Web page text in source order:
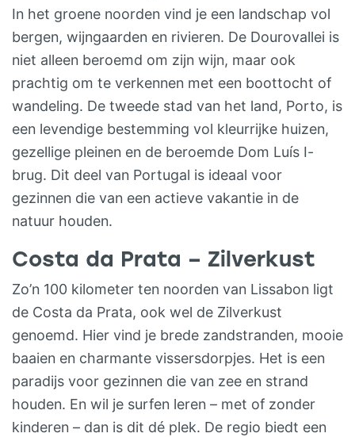
verwarmde zwembad met prachtige
groene ligweides rondom en heerlijke
loungebedden met dikke kussens. Verder
is er: een tafeltennistafel, speeltuintje,
badmintonveld en jeu-de-boules baan.
SPECIAAL VOOR DE KINDEREN Voor de
kinderen worden heel veel leuke dingen
georganiseerd: – 1x per week scientic
avond: Een speciaal animatie programma
met leuke en leerzame
alleen leuk maar ook nog eens heel
leerzaam. – 1x per week mogen de kids
zelf pizza bakken – Geo caching (te vinden
naast Casa Fontelheira) – Tafeltennis-,
badminton- en jeu-de-boules toernooitjes
en diverse waterspelen waarbij leuke
prijsjes te winnen zijn Er zijn ook heel veel
gezelschapsspellen aanwezig. Alles is
In het groene noorden vind je een landschap vol
bergen, wijngaarden en rivieren. De Dourovallei is
niet alleen beroemd om zijn wijn, maar ook
prachtig om te verkennen met een boottocht of
wandeling. De tweede stad van het land, Porto, is
een levendige bestemming vol kleurrijke huizen,
gezellige pleinen en de beroemde Dom Luís I-
brug. Dit deel van Portugal is ideaal voor
gezinnen die van een actieve vakantie in de
natuur houden.
Costa da Prata – Zilverkust
Zo’n 100 kilometer ten noorden van Lissabon ligt
de Costa da Prata, ook wel de Zilverkust
genoemd. Hier vind je brede zandstranden, mooie
baaien en charmante vissersdorpjes. Het is een
paradijs voor gezinnen die van zee en strand
houden. En wil je surfen leren – met of zonder
kinderen – dan is dit dé plek. De regio biedt een